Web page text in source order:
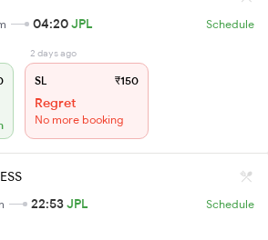
04:20JPL Schedule
2 days ago
SL ₹150
Regret
No more booking
22:53JPL Schedule